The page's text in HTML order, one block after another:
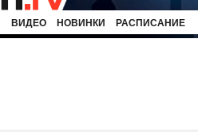
ВИДЕО НОВИНКИ РАСПИСАНИЕ